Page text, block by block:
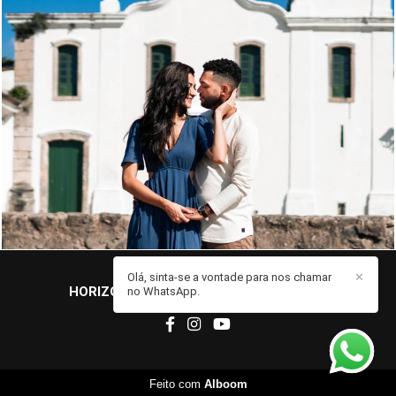
HORIZONTES FOTO & FILME
✕
Olá, sinta-se a vontade para nos chamar
no WhatsApp.
Feito com Alboom